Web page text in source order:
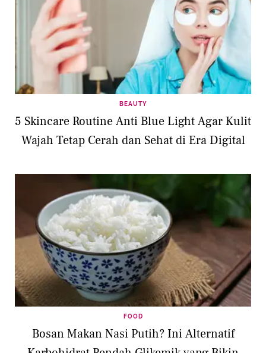
BEAUTY
5 Skincare Routine Anti Blue Light Agar Kulit
Wajah Tetap Cerah dan Sehat di Era Digital
FOOD
Bosan Makan Nasi Putih? Ini Alternatif